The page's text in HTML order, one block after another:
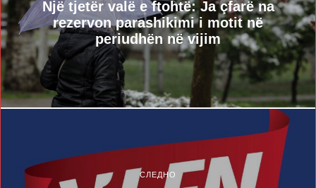
Një tjetër valë e ftohtë: Ja çfarë na
rezervon parashikimi i motit në
periudhën në vijim
СЛЕДНО